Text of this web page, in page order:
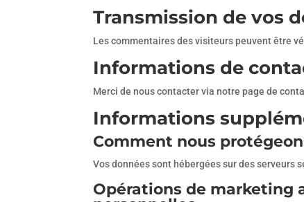
Transmission de vos
Les commentaires des visiteurs peuvent être
Informations de
Merci de nous contacter via notre page de
Informations
Comment nous
Vos données sont hébergées sur des serveurs
Opérations de marketing